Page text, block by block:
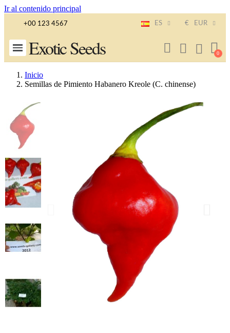
Ir al contenido principal
+00 123 4567 ES € EUR
Exotic Seeds
Inicio
Semillas de Pimiento Habanero Kreole (C. chinense)